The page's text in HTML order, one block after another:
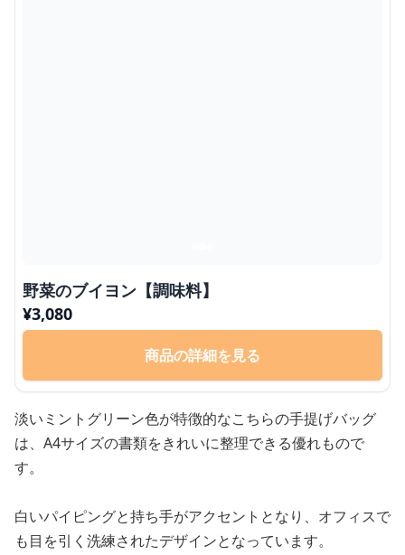
野菜のブイヨン【調味料】
¥3,080
商品の詳細を見る
淡いミントグリーン色が特徴的なこちらの手提げバッグ
は、A4サイズの書類をきれいに整理できる優れもので
す。
白いパイピングと持ち手がアクセントとなり、オフィスで
も目を引く洗練されたデザインとなっています。